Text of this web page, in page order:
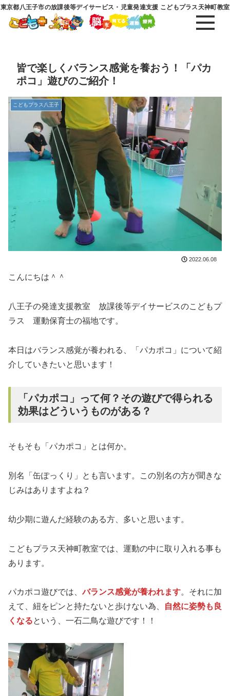
東京都八王子市の放課後等デイサービス・児童発達支援 こどもプラス天神町教室
皆で楽しくバランス感覚を養おう！「パカ
ポコ」遊びのご紹介！
こどもプラス八王子
2022.06.08
こんにちは＾＾
八王子の発達支援教室 放課後等デイサービスのこどもプ
ラス 運動保育士の福地です。
本日はバランス感覚が養われる、「パカポコ」について紹
介していきたいと思います！
「パカポコ」って何？その遊びで得られる
効果はどういうものがある？
そもそも「パカポコ」とは何か。
別名「缶ぽっくり」とも言います。この別名の方が聞きな
じみはありますよね？
幼少期に遊んだ経験のある方、多いと思います。
こどもプラス天神町教室では、運動の中に取り入れる事も
あります。
パカポコ遊びでは、バランス感覚が養われます。それに加
えて、紐をピンと持たないと歩けない為、
自然に姿勢も良
くなるという、一石二鳥な遊びです！！